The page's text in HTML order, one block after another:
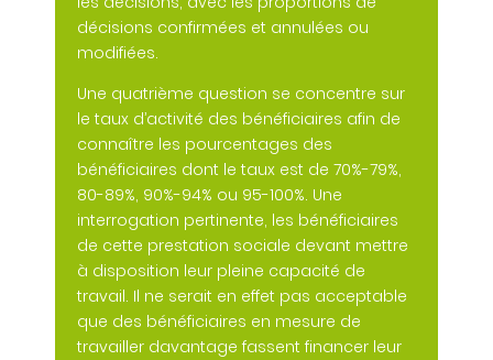
décisions confirmées et annulées ou
modifiées.
Une quatrième question se concentre sur
le taux d’activité des bénéficiaires afin de
connaître les pourcentages des
bénéficiaires dont le taux est de 70%-79%,
80-89%, 90%-94% ou 95-100%. Une
interrogation pertinente, les bénéficiaires
de cette prestation sociale devant mettre
à disposition leur pleine capacité de
travail. Il ne serait en effet pas acceptable
que des bénéficiaires en mesure de
travailler davantage fassent financer leur